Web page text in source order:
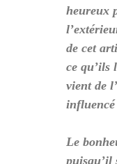
heureux
de cet
ce qu’ils
vient de
influencé
Le
puisqu’il